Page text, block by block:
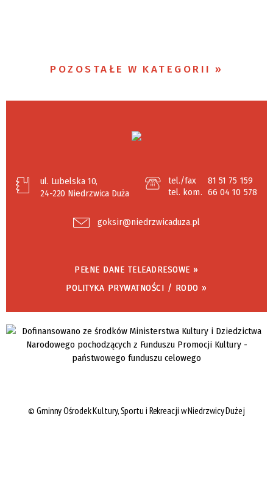
POZOSTAŁE W KATEGORII
ul. Lubelska 10,
24-220 Niedrzwica Duża
tel./fax
81 51 75 159
tel. kom. 66 04 10 578
goksir@niedrzwicaduza.pl
PEŁNE DANE TELEADRESOWE »
POLITYKA PRYWATNOŚCI / RODO »
© Gminny Ośrodek Kultury, Sportu i Rekreacji w Niedrzwicy Dużej